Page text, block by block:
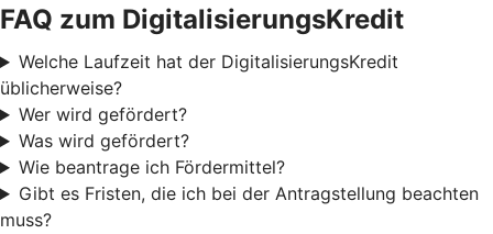
FAQ zum DigitalisierungsKredit
Welche Laufzeit hat der DigitalisierungsKredit
üblicherweise?
Wer wird gefördert?
Was wird gefördert?
Wie beantrage ich Fördermittel?
Gibt es Fristen, die ich bei der Antragstellung beachten
muss?